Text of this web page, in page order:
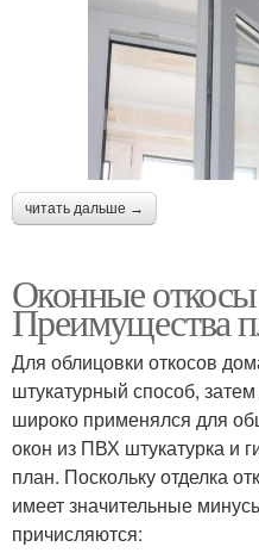
читать дальше →
Оконные откосы
Преимущества
Для облицовки откосов
штукатурный способ,
широко применялся для
окон из ПВХ штукатурка и
план. Поскольку отделка
имеет значительные
причисляются: